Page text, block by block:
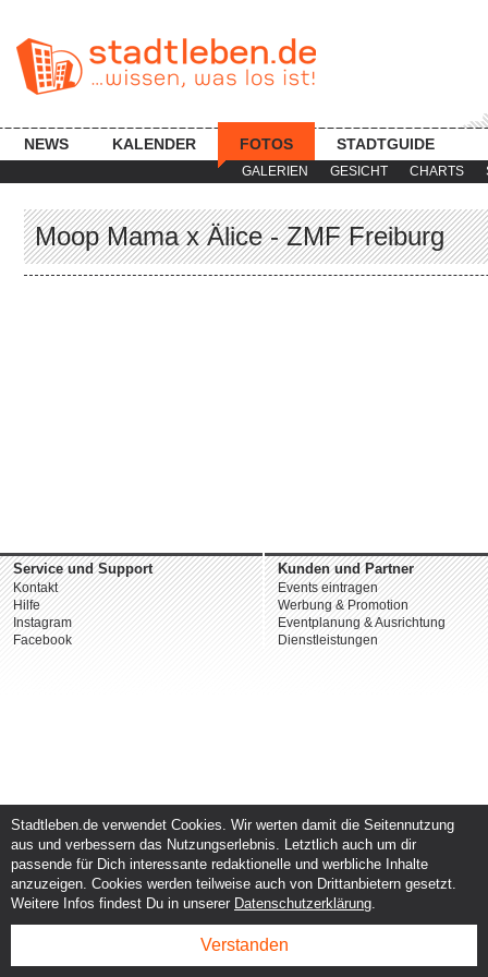
GALERIEN GESICHT CHARTS
NEWS KALENDER FOTOS STADTGUIDE
Moop Mama x Älice - ZMF Freiburg
Service und Support
Kontakt
Hilfe
Instagram
Facebook
Kunden und Partner
Events eintragen
Werbung & Promotion
Eventplanung & Ausrichtung
Dienstleistungen
Stadtleben.de verwendet Cookies. Wir werten damit die Seitennutzung
aus und verbessern das Nutzungserlebnis. Letztlich auch um dir
passende für Dich interessante redaktionelle und werbliche Inhalte
anzuzeigen. Cookies werden teilweise auch von Drittanbietern gesetzt.
Weitere Infos findest Du in unserer Datenschutzerklärung.
Verstanden